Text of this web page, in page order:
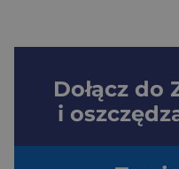
Dołącz do
i